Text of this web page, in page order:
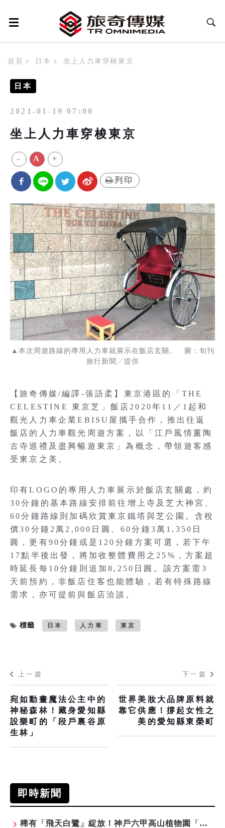
首頁 日本 坐上人力車穿梭東京
日本
2021-01-19 07:00
坐上人力車穿梭東京
- A +
列印
▲本次周遊路線的專用人力車就展示在飯店玄關。 圖：旬刊
旅行新聞╱提供
【旅奇傳媒/編譯-張語柔】東京港區的「THE
CELESTINE 東京芝」飯店2020年11／1起和
觀光人力車企業EBISU屋攜手合作，推出往返
飯店的人力車觀光周遊方案，以「江戶風情薰陶
古寺巡禮及盡興暢遊東京」為概念，帶領遊客感
受東京之美。
印有LOGO的專用人力車展示於飯店玄關處，約
30分鐘的基本路線安排前往增上寺及芝大神宮、
60分鐘路線則加碼欣賞東京鐵塔與芝公園。含稅
價30分鐘2萬2,000日圓、60分鐘3萬1,350日
圓，更有90分鐘或是120分鐘方案可選，若下午
17點半後出發，將加收整體費用之25%，方案超
時延長每10分鐘則追加8,250日圓。該方案需3
天前預約，非飯店住客也能體驗，若有特殊路線
需求，亦可提前與飯店洽談。
標籤 日本 人力車 東京
上一篇
宛如動畫魔法公主中的
神秘森林！藏身愛知縣
設樂町的「段戶裏谷原
生林」
下一篇
世界美妝大品牌原料就
靠它供應！撐起女性之
美的愛知縣東榮町
即時新聞
稀有「飛天白鷺」綻放！神戶六甲高山植物園「鷺草」珍貴現身